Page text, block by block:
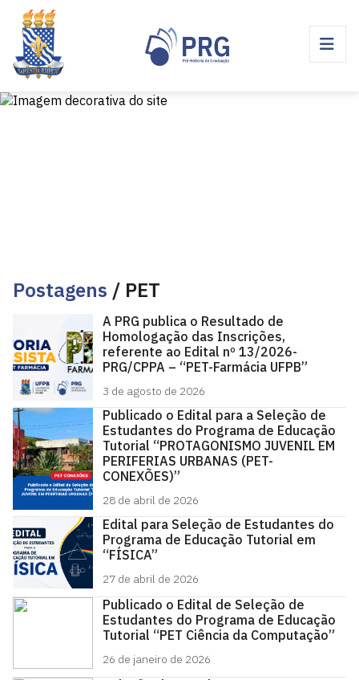
Postagens / PET
A PRG publica o Resultado de
Homologação das Inscrições,
referente ao Edital nº 13/2026-
PRG/CPPA – “PET-Farmácia UFPB”
3 de agosto de 2026
Publicado o Edital para a Seleção de
Estudantes do Programa de Educação
Tutorial “PROTAGONISMO JUVENIL EM
PERIFERIAS URBANAS (PET-
CONEXÕES)”
28 de abril de 2026
Edital para Seleção de Estudantes do
Programa de Educação Tutorial em
“FÍSICA”
27 de abril de 2026
Publicado o Edital de Seleção de
Estudantes do Programa de Educação
Tutorial “PET Ciência da Computação”
26 de janeiro de 2026